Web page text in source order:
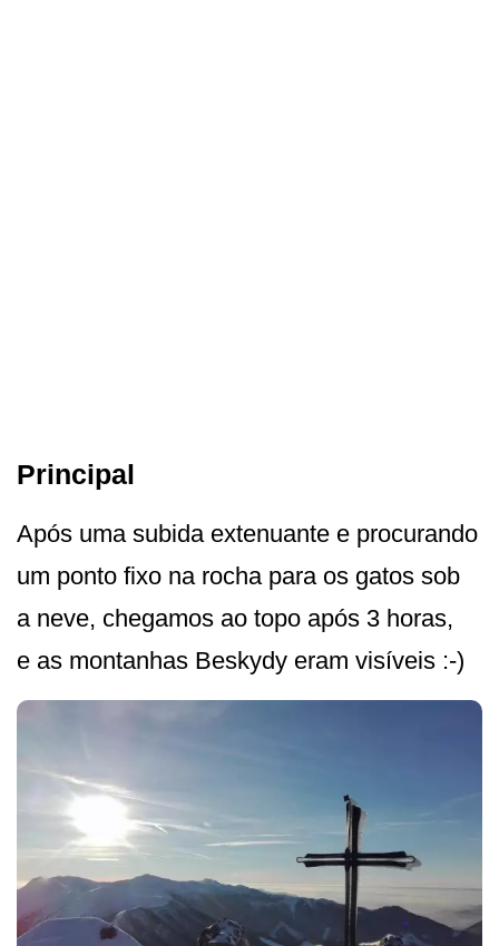
Principal
Após uma subida extenuante e procurando
um ponto fixo na rocha para os gatos sob
a neve, chegamos ao topo após 3 horas,
e as montanhas Beskydy eram visíveis :-)